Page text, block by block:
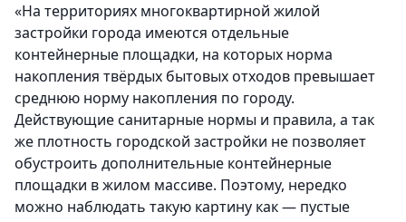
«На территориях многоквартирной жилой
застройки города имеются отдельные
контейнерные площадки, на которых норма
накопления твёрдых бытовых отходов превышает
среднюю норму накопления по городу.
Действующие санитарные нормы и правила, а так
же плотность городской застройки не позволяет
обустроить дополнительные контейнерные
площадки в жилом массиве. Поэтому, нередко
можно наблюдать такую картину как — пустые